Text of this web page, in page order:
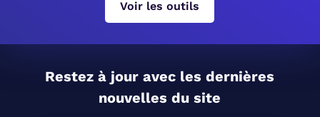
Voir les outils
Restez à jour avec les dernières
nouvelles du site